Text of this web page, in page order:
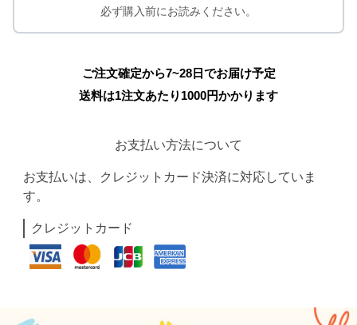
必ず購入前にお読みください。
ご注文確定から7~28日でお届け予定
送料は1注文あたり 1000円かかります
お支払い方法について
お支払いは、クレジットカード決済に対応していま
す。
クレジットカード